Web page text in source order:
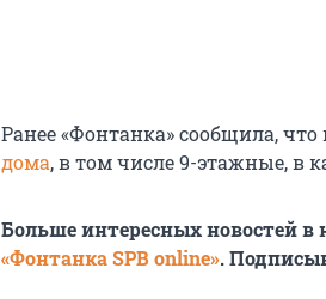
Ранее «Фонтанка» сообщила,
дома, в том числе 9-этажные, в
Больше интересных новостей
«Фонтанка SPB online».